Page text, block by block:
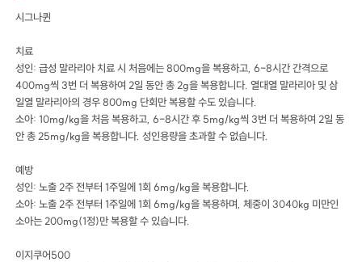
시그나퀸
치료
성인: 급성 말라리아 치료 시 처음에는 800mg을 복용하고, 6-8시간 간격으로
400mg씩 3번 더 복용하여 2일 동안 총 2g을 복용합니다. 열대열 말라리아 및 삼
일열 말라리아의 경우 800mg 단회만 복용할 수도 있습니다.
소아: 10mg/kg을 처음 복용하고, 6-8시간 후 5mg/kg씩 3번 더 복용하여 2일 동
안 총 25mg/kg을 복용합니다. 성인용량을 초과할 수 없습니다.
예방
성인: 노출 2주 전부터 1주일에 1회 6mg/kg을 복용합니다.
소아: 노출 2주 전부터 1주일에 1회 6mg/kg을 복용하며, 체중이 3040kg 미만인
소아는 200mg(1정)만 복용할 수 있습니다.
이지쿠어500